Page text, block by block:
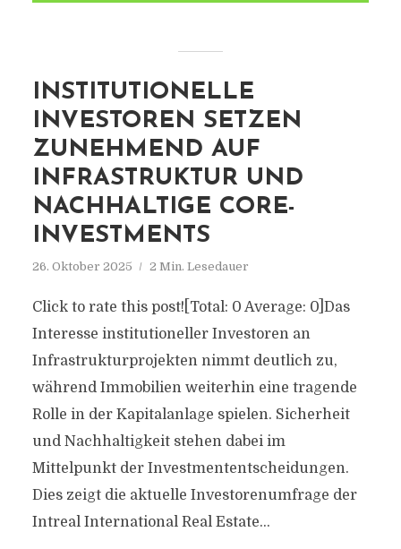
INSTITUTIONELLE
INVESTOREN SETZEN
ZUNEHMEND AUF
INFRASTRUKTUR UND
NACHHALTIGE CORE-
INVESTMENTS
26. Oktober 2025 2 Min. Lesedauer
Click to rate this post![Total: 0 Average: 0]Das
Interesse institutioneller Investoren an
Infrastrukturprojekten nimmt deutlich zu,
während Immobilien weiterhin eine tragende
Rolle in der Kapitalanlage spielen. Sicherheit
und Nachhaltigkeit stehen dabei im
Mittelpunkt der Investmententscheidungen.
Dies zeigt die aktuelle Investorenumfrage der
Intreal International Real Estate...